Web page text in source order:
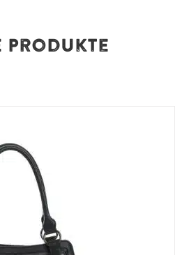
Produkte